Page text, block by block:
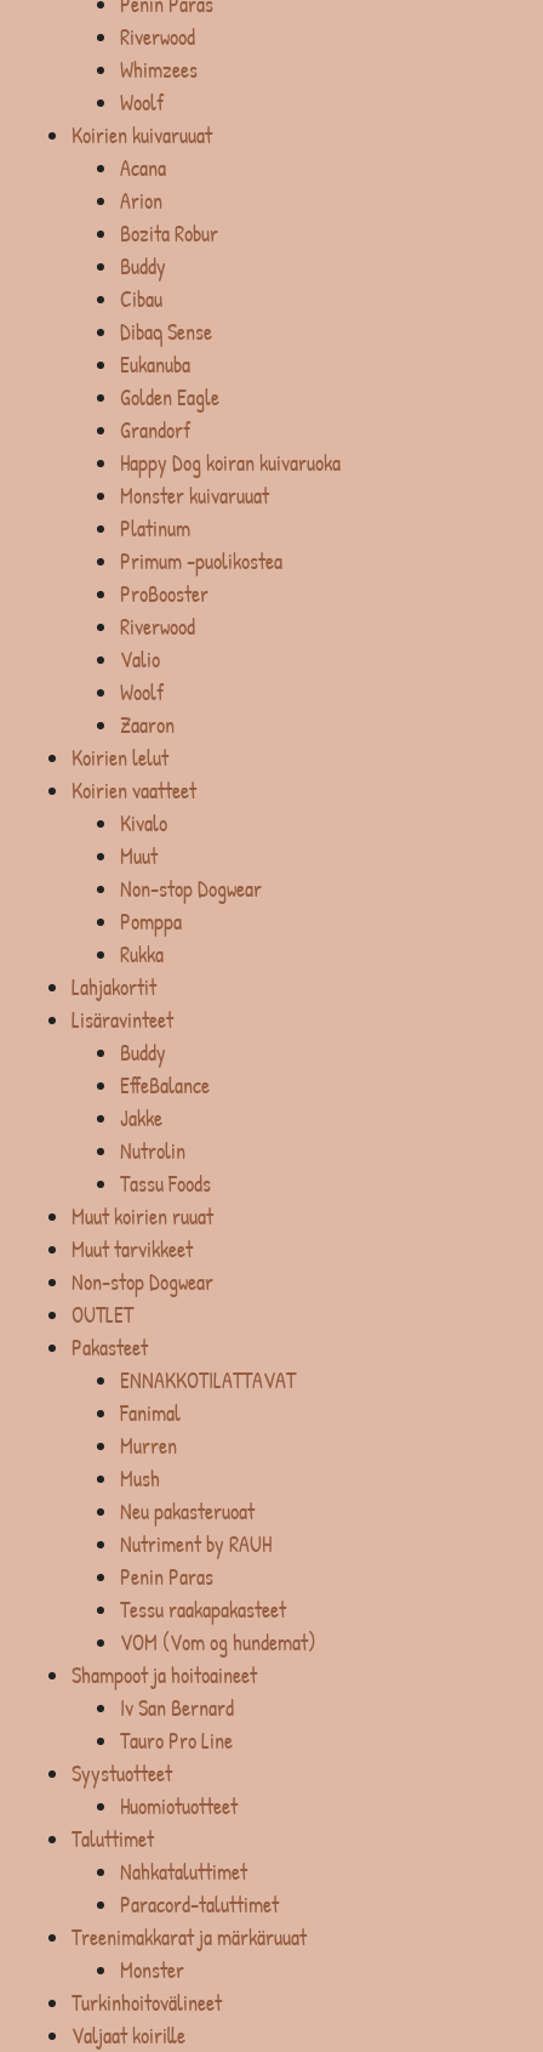
Riverwood
Whimzees
Woolf
Koirien kuivaruuat
Acana
Arion
Bozita Robur
Buddy
Cibau
Dibaq Sense
Eukanuba
Golden Eagle
Grandorf
Happy Dog koiran kuivaruoka
Monster kuivaruuat
Platinum
Primum -puolikostea
ProBooster
Riverwood
Valio
Woolf
Zaaron
Koirien lelut
Koirien vaatteet
Kivalo
Muut
Non-stop Dogwear
Pomppa
Rukka
Lahjakortit
Lisäravinteet
Buddy
EffeBalance
Jakke
Nutrolin
Tassu Foods
Muut koirien ruuat
Muut tarvikkeet
Non-stop Dogwear
OUTLET
Pakasteet
ENNAKKOTILATTAVAT
Fanimal
Murren
Mush
Neu pakasteruoat
Nutriment by RAUH
Penin Paras
Tessu raakapakasteet
VOM (Vom og hundemat)
Shampoot ja hoitoaineet
Iv San Bernard
Tauro Pro Line
Syystuotteet
Huomiotuotteet
Taluttimet
Nahkataluttimet
Paracord-taluttimet
Treenimakkarat ja märkäruuat
Monster
Turkinhoitovälineet
Valjaat koirille